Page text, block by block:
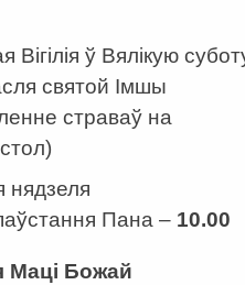
Вігілія ў Вялікую
святой Імшы
страваў на
нядзеля
Пана – 10.00
Маці Божай